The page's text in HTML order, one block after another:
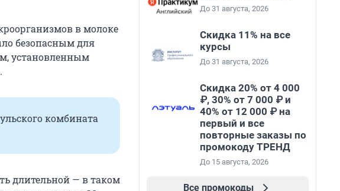
в молоке
безопасным для
установленным
комбината
длительной — в таком
До 31 августа, 2026
Скидка 11% на все
курсы
До 31 августа, 2026
Скидка 20% от 4 000
₽, 30% от 7 000 ₽ и
40% от 12 000 ₽ на
первый и все
повторные заказы по
промокоду ТРЕНД
До 15 августа, 2026
Все промокоды